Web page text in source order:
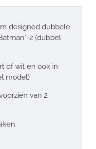
designed dubbele
2 (dubbel
of wit en ook in
model)
van 2